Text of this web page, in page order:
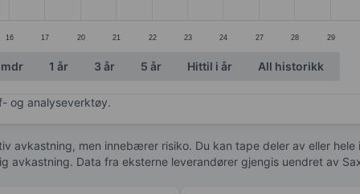
16 17 20 21 22 23 24 27 28 29
1 år 3 år 5 år Hittil i år All historikk
og analyseverktøy.
avkastning, men innebærer risiko. Du kan tape deler av eller
avkastning. Data fra eksterne leverandører gjengis uendret av